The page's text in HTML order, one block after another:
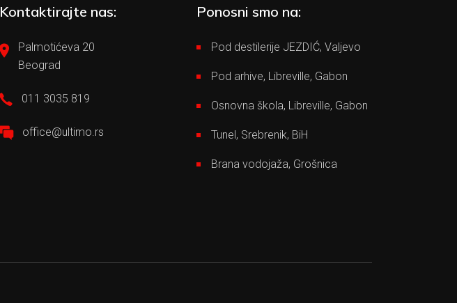
Kontaktirajte nas:
Palmotićeva 20
Beograd
011 3035 819
office@ultimo.rs
Ponosni smo na:
Pod destilerije JEZDIĆ, Valjevo
Pod arhive, Libreville, Gabon
Osnovna škola, Libreville, Gabon
Tunel, Srebrenik, BiH
Brana vodojaža, Grošnica